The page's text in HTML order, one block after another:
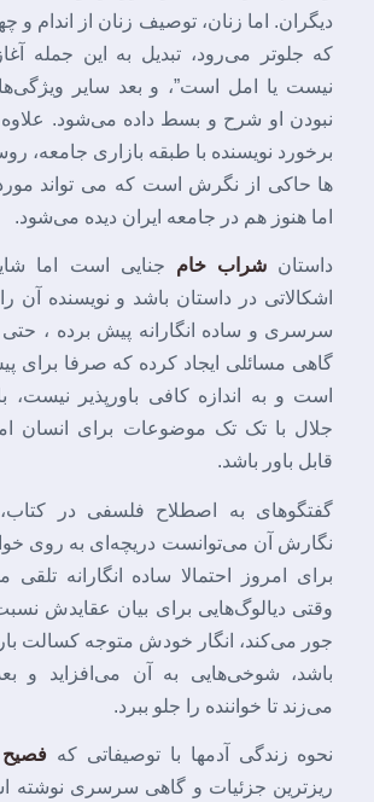
دیگران. اما زنان، توصیف زنان از اندام و
که جلوتر می‌رود، تبدیل به این جمله
نیست یا امل است”، و بعد سایر
نبودن او شرح و بسط داده می‌شود. علاوه
برخورد نویسنده با طبقه بازاری جامعه،
ها حاکی از نگرش است که می تواند مورد
اما هنوز هم در جامعه ایران دیده می‌شود.
داستان شراب خام جنایی است اما
اشکالاتی در داستان باشد و نویسنده آن
سرسری و ساده انگارانه پیش برده ،
گاهی مسائلی ایجاد کرده که صرفا برای
است و به اندازه کافی باورپذیر نیست،
جلال با تک تک موضوعات برای انسان
قابل باور باشد.
گفتگوهای به اصطلاح فلسفی در
نگارش آن می‌توانست دریچه‌ای به روی
برای امروز احتمالا ساده انگارانه
وقتی دیالوگ‌هایی برای بیان عقایدش
جور می‌کند، انگار خودش متوجه کسالت
باشد، شوخی‌هایی به آن می‌افزاید و
می‌زند تا خواننده را جلو ببرد.
نحوه زندگی آدمها با توصیفاتی که فصیح
ریزترین جزئیات و گاهی سرسری نوشته